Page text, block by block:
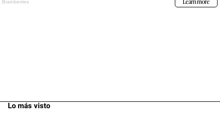
Lo más visto